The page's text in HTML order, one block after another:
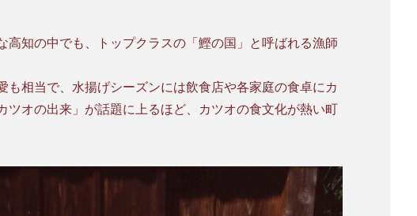
高知の中でも、トップクラスの「鰹の国」と呼ばれる漁師
も相当で、水揚げシーズンには飲食店や各家庭の食卓にカ
ツオの出来」が話題に上るほど、カツオの食文化が熱い町